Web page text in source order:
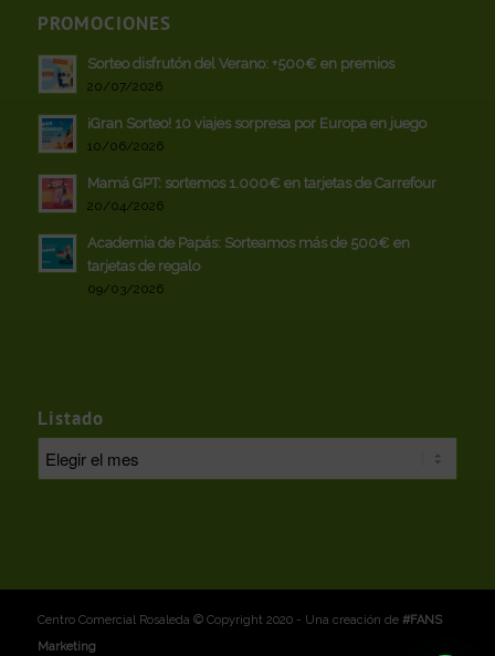
PROMOCIONES
Sorteo disfrutón del Verano: +500€ en premios
20/07/2026
¡Gran Sorteo! 10 viajes sorpresa por Europa en juego
10/06/2026
Mamá GPT: sortemos 1.000€ en tarjetas de Carrefour
20/04/2026
Academia de Papás: Sorteamos más de 500€ en
tarjetas de regalo
09/03/2026
Listado
Centro Comercial Rosaleda © Copyright 2020 - Una creación de #FANS
Marketing